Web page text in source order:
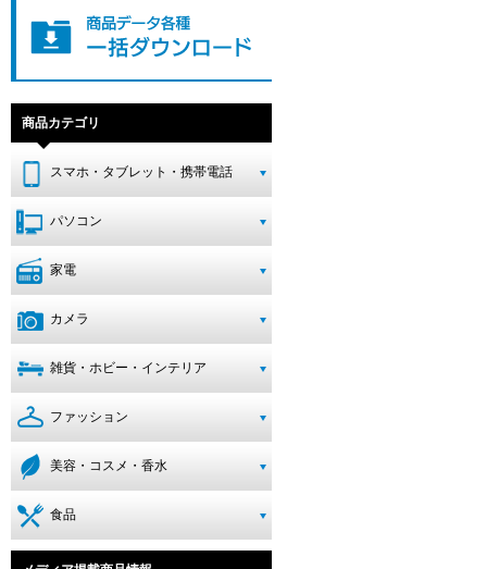
商品カテゴリ
スマホ・タブレット・携帯電話
パソコン
家電
カメラ
雑貨・ホビー・インテリア
ファッション
美容・コスメ・香水
食品